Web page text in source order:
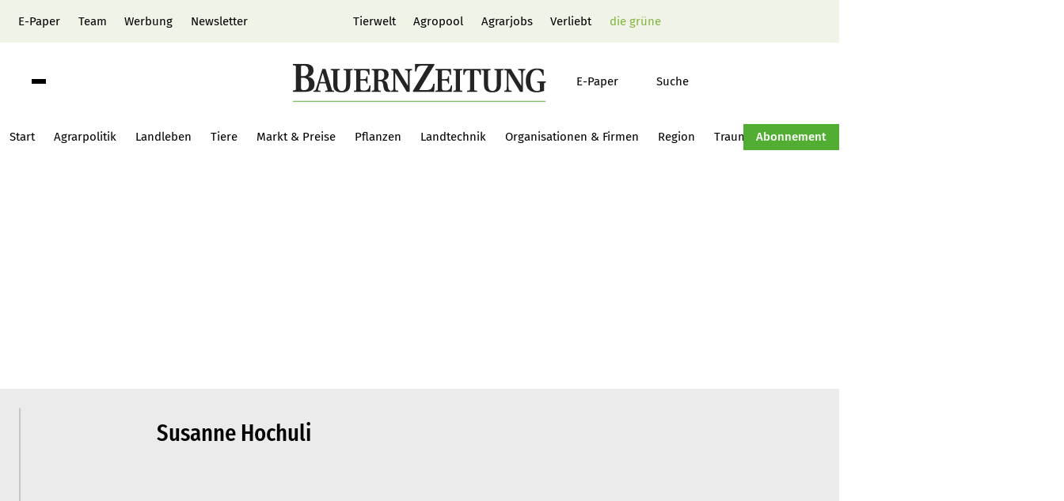
E-Paper Team Werbung Newsletter Tierwelt Agropool Agrarjobs Verliebt die grüne
E-Paper Suche
Start Agrarpolitik Landleben Tiere Markt & Preise Pflanzen Landtechnik Organisationen & Firmen Region Traumtraktor Hof-Management
Abonnement
Susanne Hochuli